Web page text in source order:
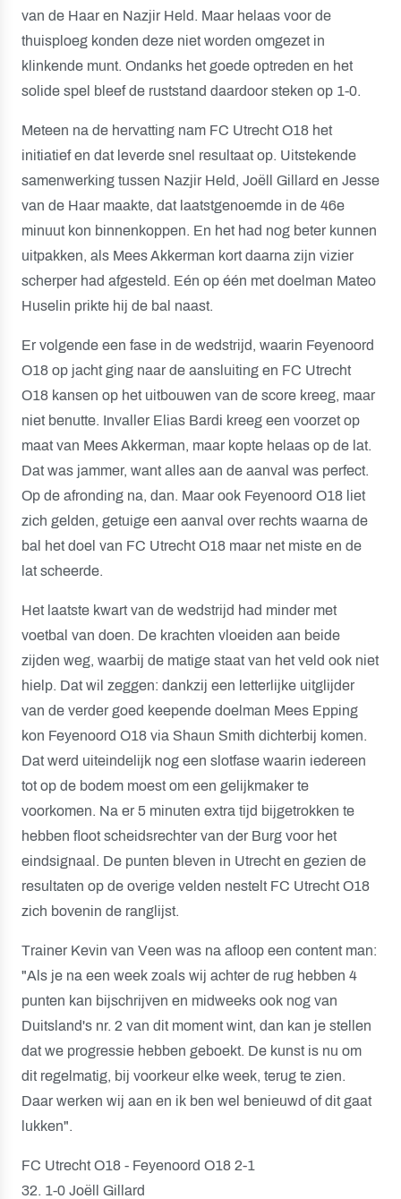
van de Haar en Nazjir Held. Maar helaas voor de
thuisploeg konden deze niet worden omgezet in
klinkende munt. Ondanks het goede optreden en het
solide spel bleef de ruststand daardoor steken op 1-0.
Meteen na de hervatting nam FC Utrecht O18 het
initiatief en dat leverde snel resultaat op. Uitstekende
samenwerking tussen Nazjir Held, Joëll Gillard en Jesse
van de Haar maakte, dat laatstgenoemde in de 46e
minuut kon binnenkoppen. En het had nog beter kunnen
uitpakken, als Mees Akkerman kort daarna zijn vizier
scherper had afgesteld. Eén op één met doelman Mateo
Huselin prikte hij de bal naast.
Er volgende een fase in de wedstrijd, waarin Feyenoord
O18 op jacht ging naar de aansluiting en FC Utrecht
O18 kansen op het uitbouwen van de score kreeg, maar
niet benutte. Invaller Elias Bardi kreeg een voorzet op
maat van Mees Akkerman, maar kopte helaas op de lat.
Dat was jammer, want alles aan de aanval was perfect.
Op de afronding na, dan. Maar ook Feyenoord O18 liet
zich gelden, getuige een aanval over rechts waarna de
bal het doel van FC Utrecht O18 maar net miste en de
lat scheerde.
Het laatste kwart van de wedstrijd had minder met
voetbal van doen. De krachten vloeiden aan beide
zijden weg, waarbij de matige staat van het veld ook niet
hielp. Dat wil zeggen: dankzij een letterlijke uitglijder
van de verder goed keepende doelman Mees Epping
kon Feyenoord O18 via Shaun Smith dichterbij komen.
Dat werd uiteindelijk nog een slotfase waarin iedereen
tot op de bodem moest om een gelijkmaker te
voorkomen. Na er 5 minuten extra tijd bijgetrokken te
hebben floot scheidsrechter van der Burg voor het
eindsignaal. De punten bleven in Utrecht en gezien de
resultaten op de overige velden nestelt FC Utrecht O18
zich bovenin de ranglijst.
Trainer Kevin van Veen was na afloop een content man:
"Als je na een week zoals wij achter de rug hebben 4
punten kan bijschrijven en midweeks ook nog van
Duitsland's nr. 2 van dit moment wint, dan kan je stellen
dat we progressie hebben geboekt. De kunst is nu om
dit regelmatig, bij voorkeur elke week, terug te zien.
Daar werken wij aan en ik ben wel benieuwd of dit gaat
lukken".
FC Utrecht O18 - Feyenoord O18 2-1
32. 1-0 Joëll Gillard